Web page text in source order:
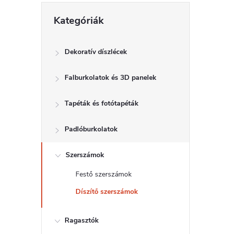
O
s
a
átugrása
Kategóriák
Dekoratív díszlécek
Falburkolatok és 3D panelek
Tapéták és fotótapéták
Padlóburkolatok
Szerszámok
Festő szerszámok
Díszítő szerszámok
Ragasztók